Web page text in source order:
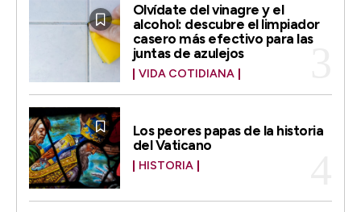
Olvídate del vinagre y el
alcohol: descubre el limpiador
casero más efectivo para las
juntas de azulejos
VIDA COTIDIANA
Los peores papas de la historia
del Vaticano
HISTORIA